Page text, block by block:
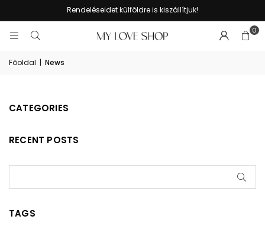
Rendeléseidet külföldre is kiszállítjuk!
0
Főoldal | News
CATEGORIES
RECENT POSTS
TAGS